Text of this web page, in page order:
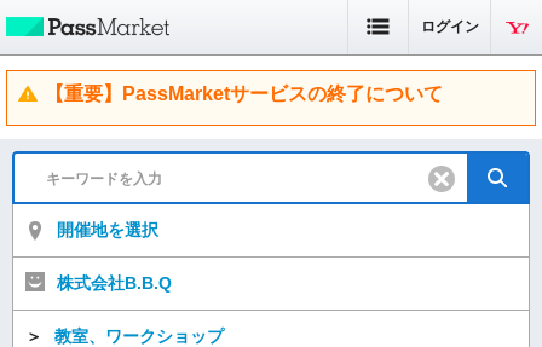
ログイン
【重要】PassMarketサービスの終了について
開催地を選択
株式会社B.B.Q
＞ 教室、ワークショップ